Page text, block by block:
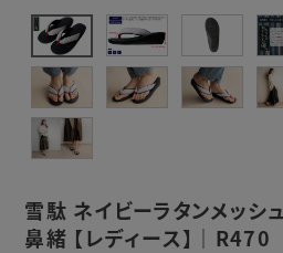
雪駄 ネイビーラタンメッシ
鼻緒 【レディース】｜R470